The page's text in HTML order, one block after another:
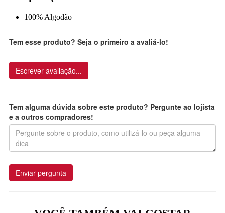
100% Algodão
Tem esse produto? Seja o primeiro a avaliá-lo!
Escrever avaliação...
Tem alguma dúvida sobre este produto? Pergunte ao lojista
e a outros compradores!
Enviar pergunta